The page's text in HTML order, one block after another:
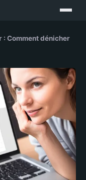
: Comment dénicher